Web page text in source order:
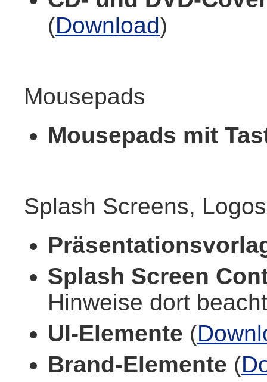
(Download)
Mousepads
Mousepads mit
Splash Screens,
Splash Screen
Hinweise dort
UI-Elemente (
Brand-Elemente (